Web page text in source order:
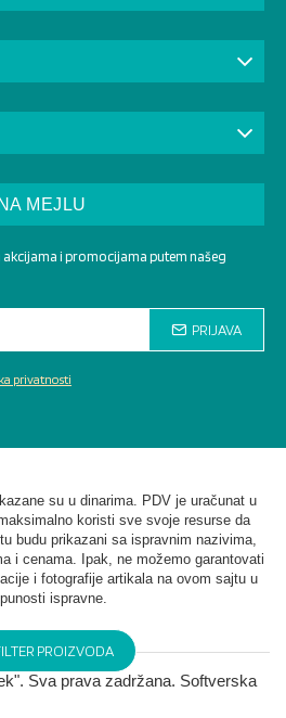
MEJLU
i promocijama putem našeg
PRIJAVA
privatnosti
su u dinarima. PDV je uračunat u
koristi sve svoje resurse da
budu prikazani sa ispravnim nazivima,
i cenama. Ipak, ne možemo garantovati
i fotografije artikala na ovom sajtu u
ispravne.
Sva prava zadržana. Softverska
PROIZVODA